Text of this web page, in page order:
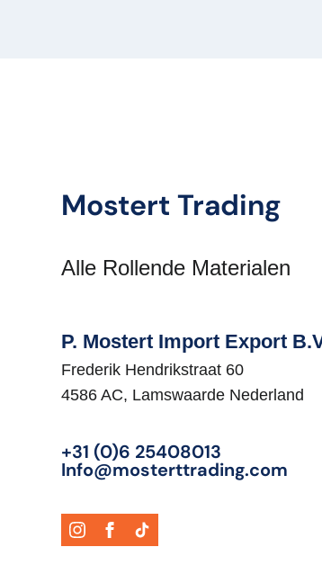
Voertuigsoort:
Oplegger
Mostert Trading
Alle Rollende Materialen
P. Mostert Import Export
Frederik Hendrikstraat 60
4586 AC, Lamswaarde Nederland
+31 (0)6 25408013
Info@mosterttrading.com